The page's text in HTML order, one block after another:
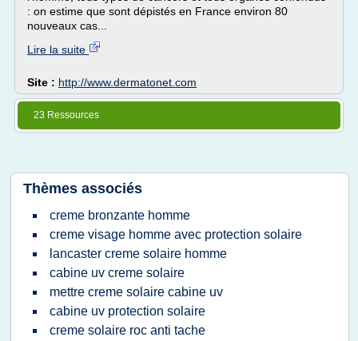
: on estime que sont dépistés en France environ 80
nouveaux cas...
Lire la suite
Site : http://www.dermatonet.com
23 Ressources
Thèmes associés
creme bronzante homme
creme visage homme avec protection solaire
lancaster creme solaire homme
cabine uv creme solaire
mettre creme solaire cabine uv
cabine uv protection solaire
creme solaire roc anti tache